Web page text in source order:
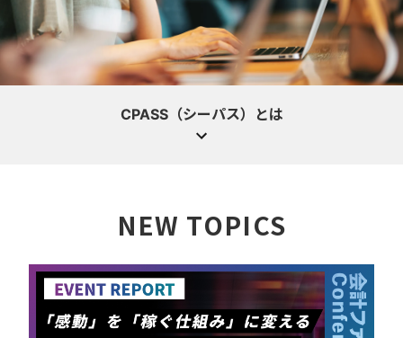
CPASS（シーパス）とは
詳しく見る
NEW TOPICS